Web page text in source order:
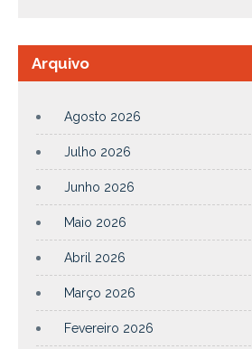
Arquivo
Agosto 2026
Julho 2026
Junho 2026
Maio 2026
Abril 2026
Março 2026
Fevereiro 2026